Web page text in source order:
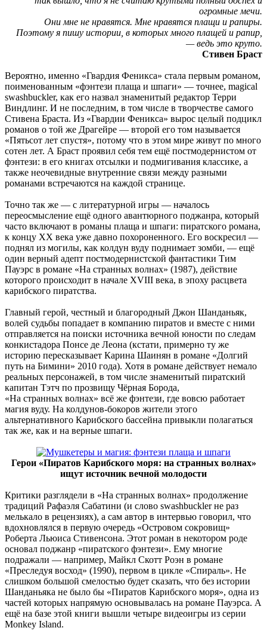
огромные мечи.
Они мне не нравятся. Мне нравятся плащи и рапиры.
Поэтому я пишу истории, в которых много плащей и рапир,
— ведь это круто.
Стивен Браст
Вероятно, именно «Гвардия Феникса» стала первым романом,
поименованным «фэнтези плаща и шпаги» — точнее, magical
swashbuckler, как его назвал знаменитый редактор Терри
Виндлинг. И не последним, в том числе в творчестве самого
Стивена Браста. Из «Гвардии Феникса» вырос целый подцикл
романов о той же Драгейре — второй его том называется
«Пятьсот лет спустя», потому что в этом мире живут по много
сотен лет. А Браст проявил себя тем ещё постмодернистом от
фэнтези: в его книгах отсылки и подмигивания классике, а
также неочевидные внутренние связи между разными
романами встречаются на каждой странице.
Точно так же — с литературной игры — началось
переосмысление ещё одного авантюрного поджанра, который
часто включают в романы плаща и шпаги: пиратского романа,
к концу XX века уже давно похороненного. Его воскресил —
поднял из могилы, как колдун вуду поднимает зомби, — ещё
один верный адепт постмодернистской фантастики Тим
Пауэрс в романе «На странных волнах» (1987), действие
которого происходит в начале XVIII века, в эпоху расцвета
карибского пиратства.
Главный герой, честный и благородный Джон Шанданьяк,
волей судьбы попадает в компанию пиратов и вместе с ними
отправляется на поиски источника вечной юности по следам
конкистадора Понсе де Леона (кстати, примерно ту же
историю пересказывает Карина Шаинян в романе «Долгий
путь на Бимини» 2010 года). Хотя в романе действует немало
реальных персонажей, в том числе знаменитый пиратский
капитан Тэтч по прозвищу Чёрная Борода,
«На странных волнах» всё же фэнтези, где вовсю работает
магия вуду. На колдунов-бокоров жители этого
альтернативного Карибского бассейна привыкли полагаться
так же, как и на верные шпаги.
Герои «Пиратов Карибского моря: на странных волнах»
ищут источник вечной молодости
Критики разглядели в «На странных волнах» продолжение
традиций Рафаэля Сабатини (и слово swashbuckler не раз
мелькало в рецензиях), а сам автор в интервью говорил, что
вдохновлялся в первую очередь «Островом сокровищ»
Роберта Льюиса Стивенсона. Этот роман в некотором роде
основал поджанр «пиратского фэнтези». Ему многие
подражали — например, Майкл Скотт Роэн в романе
«Преследуя восход» (1990), первом в цикле «Спираль». Не
слишком большой смелостью будет сказать, что без истории
Шанданьяка не было бы «Пиратов Карибского моря», одна из
частей которых напрямую основывалась на романе Пауэрса. А
ещё на базе этой книги вышли четыре видеоигры из серии
Monkey Island.